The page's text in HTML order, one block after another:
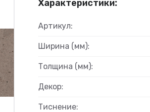
Характеристики:
Артикул:
Ширина (мм):
Толщина (мм):
Декор:
Тиснение: